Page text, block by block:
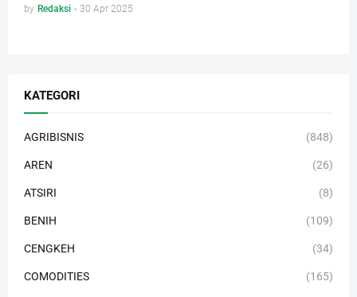
by Redaksi - 30 Apr 2025
KATEGORI
AGRIBISNIS (848)
AREN (26)
ATSIRI (8)
BENIH (109)
CENGKEH (34)
COMODITIES (165)